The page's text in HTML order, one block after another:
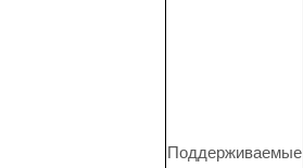
Поддерживаемые